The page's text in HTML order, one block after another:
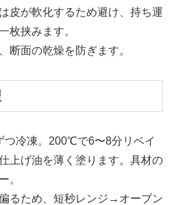
皮が軟化するため避け、持ち運
枚挟みます。
断面の乾燥を防ぎます。
つ冷凍。200℃で6〜8分リベイ
上げ油を薄く塗ります。具材の
。
るため、短秒レンジ→オーブン